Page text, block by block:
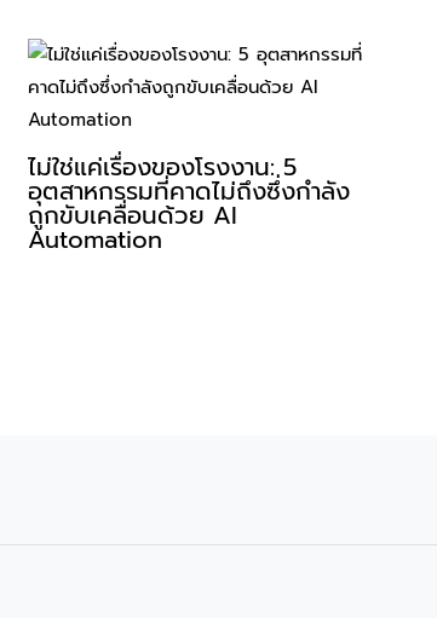
ไม่ใช่แค่เรื่องของโรงงาน: 5
อุตสาหกรรมที่คาดไม่ถึงซึ่งกำลัง
ถูกขับเคลื่อนด้วย AI
Automation